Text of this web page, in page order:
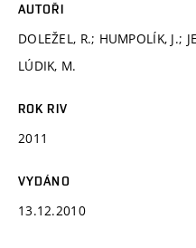
AUTOŘI
DOLEŽEL, R.; HUMPOLÍK, J.;
LÚDIK, M.
ROK RIV
2011
VYDÁNO
13.12.2010